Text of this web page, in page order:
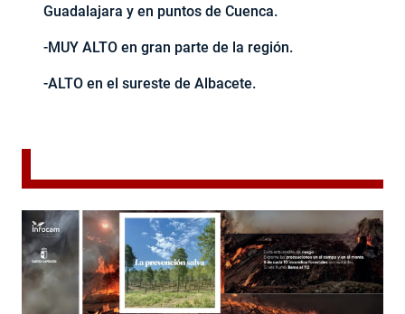
Guadalajara y en puntos de Cuenca.
-MUY ALTO en gran parte de la región.
-ALTO en el sureste de Albacete.